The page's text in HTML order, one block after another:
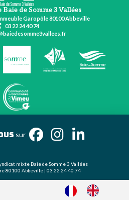
de Somme 3 Vallées
Garopôle 80100 Abbeville
03 22 24 40 74
sur
mixte Baie de Somme 3 Vallées
80100 Abbeville | 03 22 24 40 74